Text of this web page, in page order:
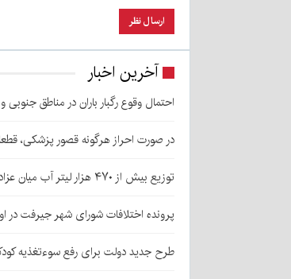
آخرین اخبار
احتمال وقوع رگبار باران در مناطق
در صورت احراز هرگونه قصور پزشکی،
توزیع بیش از ۴۷۰ هزار لیتر آب میان عزاداران جامانده اربعین در کرمان
پرونده اختلافات شورای شهر جیرفت در
طرح جدید دولت برای رفع سوءتغذیه